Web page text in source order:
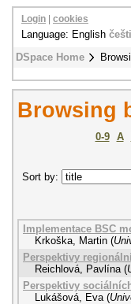
DSpace Home
Login cookies
Language: English
Browsing
0-9 A
Sort by:
Implementace BSC
Krkoška, Martin (
Perspektivy
Reichlová, Pavlína (
Perspektivy
Lukášová, Eva (